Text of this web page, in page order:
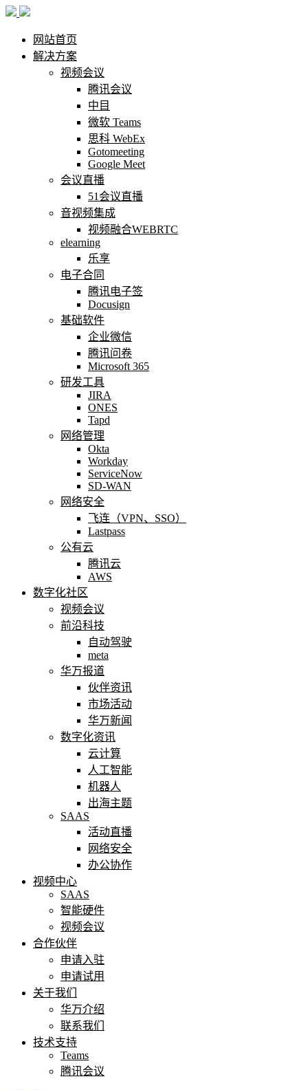
网站首页
解决方案
视频会议
腾讯会议
中目
微软 Teams
思科 WebEx
Gotomeeting
Google Meet
会议直播
51会议直播
音视频集成
视频融合WEBRTC
elearning
乐享
电子合同
腾讯电子签
Docusign
基础软件
企业微信
腾讯问卷
Microsoft 365
研发工具
JIRA
ONES
Tapd
网络管理
Okta
Workday
ServiceNow
SD-WAN
网络安全
飞连（VPN、SSO）
Lastpass
公有云
腾讯云
AWS
数字化社区
视频会议
前沿科技
自动驾驶
meta
华万报道
伙伴资讯
市场活动
华万新闻
数字化资讯
云计算
人工智能
机器人
出海主题
SAAS
活动直播
网络安全
办公协作
视频中心
SAAS
智能硬件
视频会议
合作伙伴
申请入驻
申请试用
关于我们
华万介绍
联系我们
技术支持
Teams
腾讯会议